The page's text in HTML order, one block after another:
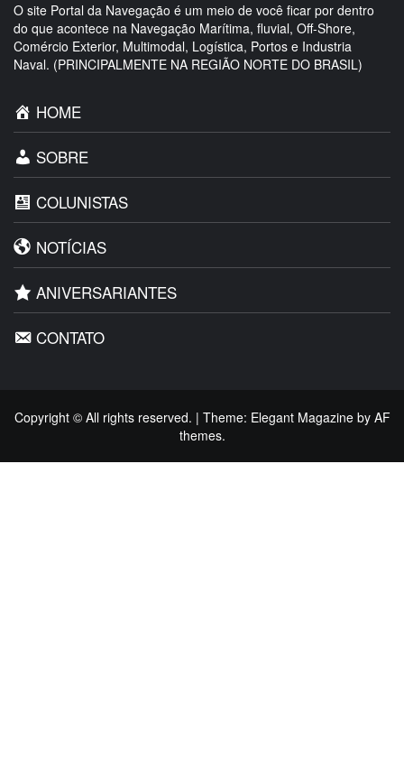
O site Portal da Navegação é um meio de você ficar por dentro
do que acontece na Navegação Marítima, fluvial, Off-Shore,
Comércio Exterior, Multimodal, Logística, Portos e Industria
Naval. (PRINCIPALMENTE NA REGIÃO NORTE DO BRASIL)
HOME
SOBRE
COLUNISTAS
NOTÍCIAS
ANIVERSARIANTES
CONTATO
Copyright © All rights reserved. | Theme: Elegant Magazineby AF
themes.